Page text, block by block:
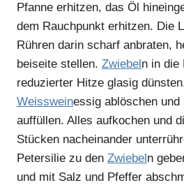
Pfanne erhitzen, das Öl
dem Rauchpunkt erhitzen. Die
Rühren darin scharf anbraten,
beiseite stellen. Zwiebeln in die
reduzierter Hitze glasig
Weissweinessig ablöschen
auffüllen. Alles aufkochen und
Stücken nacheinander
Petersilie zu den Zwiebeln
und mit Salz und Pfeffer